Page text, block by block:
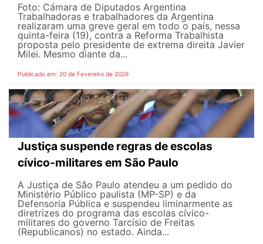
Foto: Cámara de Diputados Argentina
Trabalhadoras e trabalhadores da Argentina
realizaram uma greve geral em todo o país, nessa
quinta-feira (19), contra a Reforma Trabalhista
proposta pelo presidente de extrema direita Javier
Milei. Mesmo diante da...
Publicado em: 20 de Fevereiro de 2026
Justiça suspende regras de escolas
cívico-militares em São Paulo
A Justiça de São Paulo atendeu a um pedido do
Ministério Público paulista (MP-SP) e da
Defensoria Pública e suspendeu liminarmente as
diretrizes do programa das escolas cívico-
militares do governo Tarcísio de Freitas
(Republicanos) no estado. Ainda...